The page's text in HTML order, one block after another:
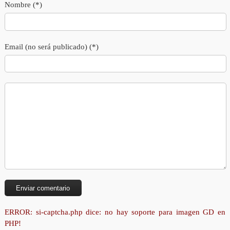
Nombre (*)
Email (no será publicado) (*)
ERROR: si-captcha.php dice: no hay soporte para imagen GD en
PHP!